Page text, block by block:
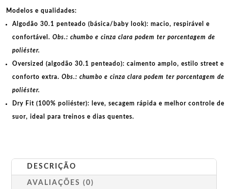
Modelos e qualidades:
Algodão 30.1 penteado (básica/baby look): macio, respirável e
confortável. Obs.: chumbo e cinza clara podem ter porcentagem de
poliéster.
Oversized (algodão 30.1 penteado): caimento amplo, estilo street e
conforto extra. Obs.: chumbo e cinza clara podem ter porcentagem de
poliéster.
Dry Fit (100% poliéster): leve, secagem rápida e melhor controle de
suor, ideal para treinos e dias quentes.
DESCRIÇÃO
AVALIAÇÕES (0)